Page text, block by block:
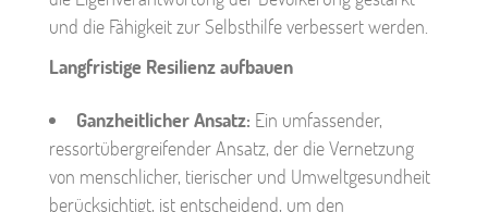
und die Fähigkeit zur Selbsthilfe verbessert werden.
Langfristige Resilienz aufbauen
Ganzheitlicher Ansatz: Ein umfassender,
ressortübergreifender Ansatz, der die Vernetzung
von menschlicher, tierischer und Umweltgesundheit
berücksichtigt, ist entscheidend, um den